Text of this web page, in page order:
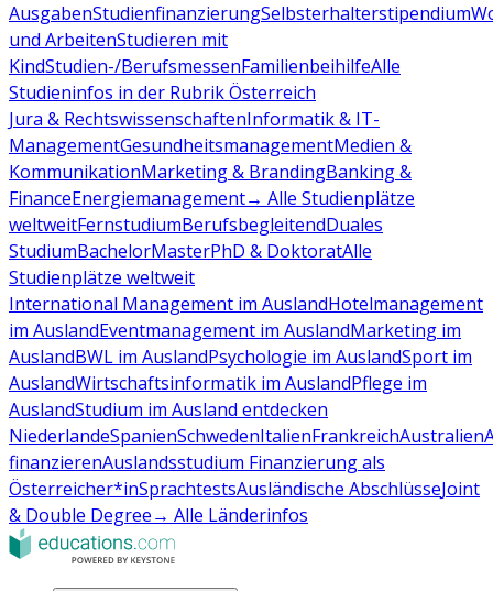
AusgabenStudienfinanzierungSelbsterhalterstipendium
und ArbeitenStudieren mit
KindStudien-/BerufsmessenFamilienbeihilfeAlle
Studieninfos in der Rubrik Österreich
Jura & RechtswissenschaftenInformatik & IT-
ManagementGesundheitsmanagementMedien &
KommunikationMarketing & BrandingBanking &
FinanceEnergiemanagement→ Alle Studienplätze
weltweitFernstudiumBerufsbegleitendDuales
StudiumBachelorMasterPhD & DoktoratAlle
Studienplätze weltweit
International Management im AuslandHotelmanagement
im AuslandEventmanagement im AuslandMarketing im
AuslandBWL im AuslandPsychologie im AuslandSport im
AuslandWirtschaftsinformatik im AuslandPflege im
AuslandStudium im Ausland entdecken
NiederlandeSpanienSchwedenItalienFrankreichAustralien
finanzierenAuslandsstudium Finanzierung als
Österreicher*inSprachtestsAusländische AbschlüsseJoint
& Double Degree→ Alle Länderinfos